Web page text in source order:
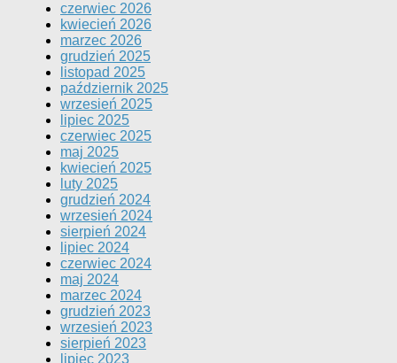
czerwiec 2026
kwiecień 2026
marzec 2026
grudzień 2025
listopad 2025
październik 2025
wrzesień 2025
lipiec 2025
czerwiec 2025
maj 2025
kwiecień 2025
luty 2025
grudzień 2024
wrzesień 2024
sierpień 2024
lipiec 2024
czerwiec 2024
maj 2024
marzec 2024
grudzień 2023
wrzesień 2023
sierpień 2023
lipiec 2023